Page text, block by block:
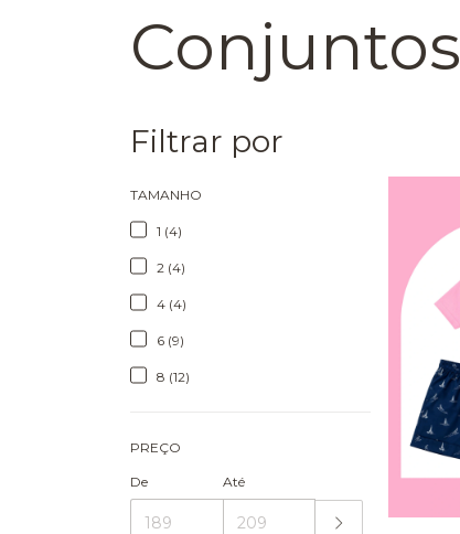
Conjuntos
Filtrar por
TAMANHO
1 (4)
2 (4)
4 (4)
6 (9)
8 (12)
PREÇO
De Até